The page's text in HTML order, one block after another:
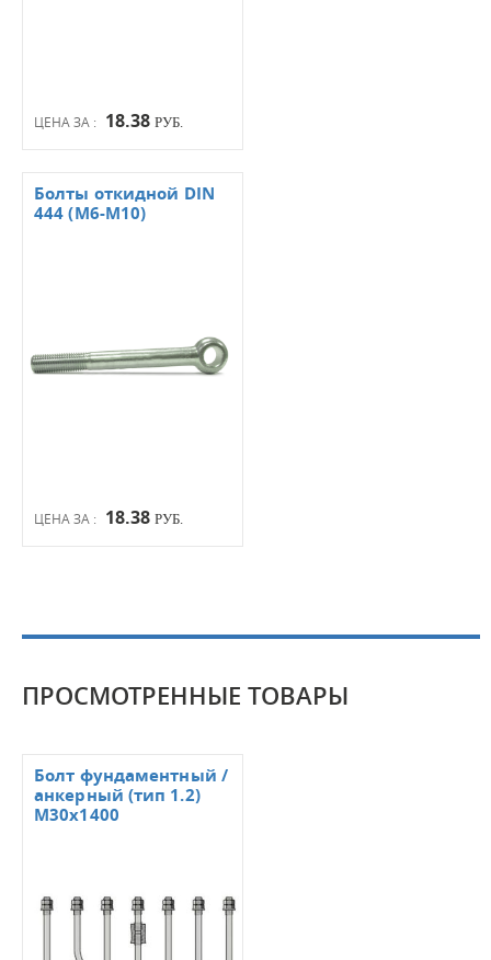
ЦЕНА ЗА : 18.38 РУБ.
ЦЕНА ЗА : 18.38 РУБ.
Болты откидной DIN
444 (М6-М10)
ПРОСМОТРЕННЫЕ ТОВАРЫ
Болт фундаментный /
анкерный (тип 1.2)
M30x1400